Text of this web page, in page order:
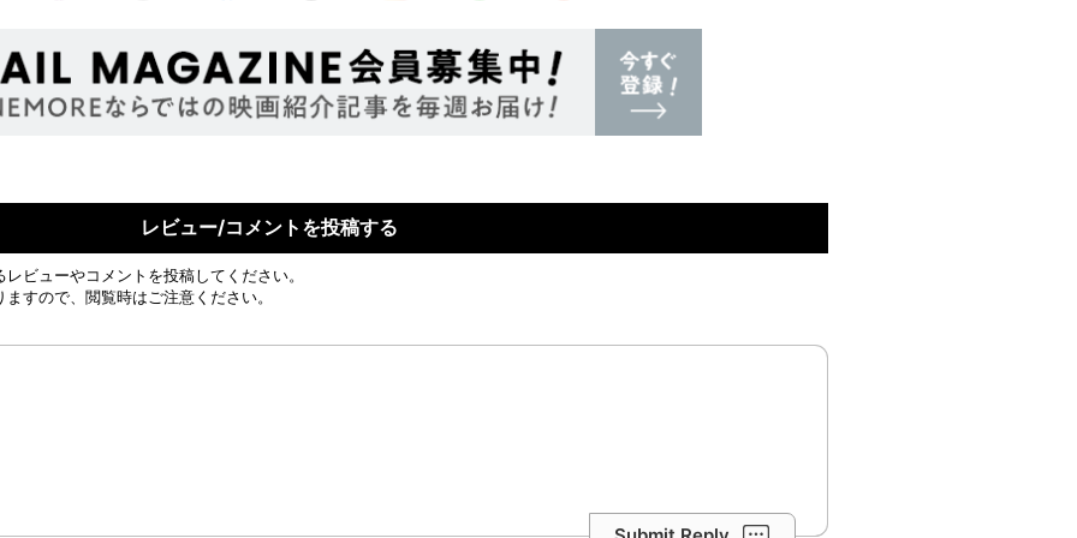
レビュー/コメントを投稿する
ビューやコメントを投稿してください。
すので、閲覧時はご注意ください。